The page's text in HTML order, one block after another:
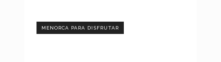
MENORCA PARA DISFRUTAR